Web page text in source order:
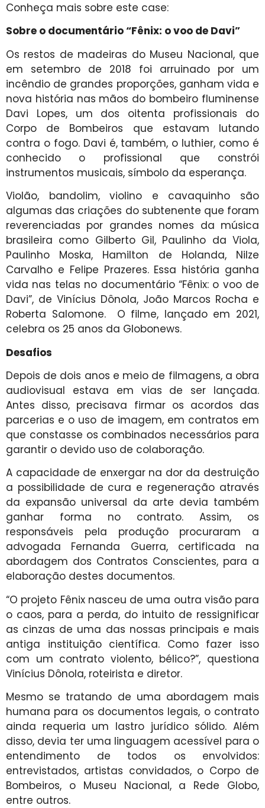
Conheça mais sobre este case:
Sobre o documentário “Fênix: o voo de Davi”
Os restos de madeiras do Museu Nacional, que
em setembro de 2018 foi arruinado por um
incêndio de grandes proporções, ganham vida e
nova história nas mãos do bombeiro fluminense
Davi Lopes, um dos oitenta profissionais do
Corpo de Bombeiros que estavam lutando
contra o fogo. Davi é, também, o luthier, como é
conhecido o profissional que constrói
instrumentos musicais, símbolo da esperança.
Violão, bandolim, violino e cavaquinho são
algumas das criações do subtenente que foram
reverenciadas por grandes nomes da música
brasileira como Gilberto Gil, Paulinho da Viola,
Paulinho Moska, Hamilton de Holanda, Nilze
Carvalho e Felipe Prazeres. Essa história ganha
vida nas telas no documentário “Fênix: o voo de
Davi”, de Vinícius Dônola, João Marcos Rocha e
Roberta Salomone. O filme, lançado em 2021,
celebra os 25 anos da Globonews.
Desafios
Depois de dois anos e meio de filmagens, a obra
audiovisual estava em vias de ser lançada.
Antes disso, precisava firmar os acordos das
parcerias e o uso de imagem, em contratos em
que constasse os combinados necessários para
garantir o devido uso de colaboração.
A capacidade de enxergar na dor da destruição
a possibilidade de cura e regeneração através
da expansão universal da arte devia também
ganhar forma no contrato. Assim, os
responsáveis pela produção procuraram a
advogada Fernanda Guerra, certificada na
abordagem dos Contratos Conscientes, para a
elaboração destes documentos.
“O projeto Fênix nasceu de uma outra visão para
o caos, para a perda, do intuito de ressignificar
as cinzas de uma das nossas principais e mais
antiga instituição científica. Como fazer isso
com um contrato violento, bélico?”, questiona
Vinícius Dônola, roteirista e diretor.
Mesmo se tratando de uma abordagem mais
humana para os documentos legais, o contrato
ainda requeria um lastro jurídico sólido. Além
disso, devia ter uma linguagem acessível para o
entendimento de todos os envolvidos:
entrevistados, artistas convidados, o Corpo de
Bombeiros, o Museu Nacional, a Rede Globo,
entre outros.